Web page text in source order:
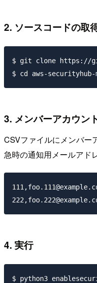
2. ソースコードの取
$ git clone https://
3. メンバーアカウン
CSVファイルにメンバー
急時の通知用メールアド
4. 実行
$ python3